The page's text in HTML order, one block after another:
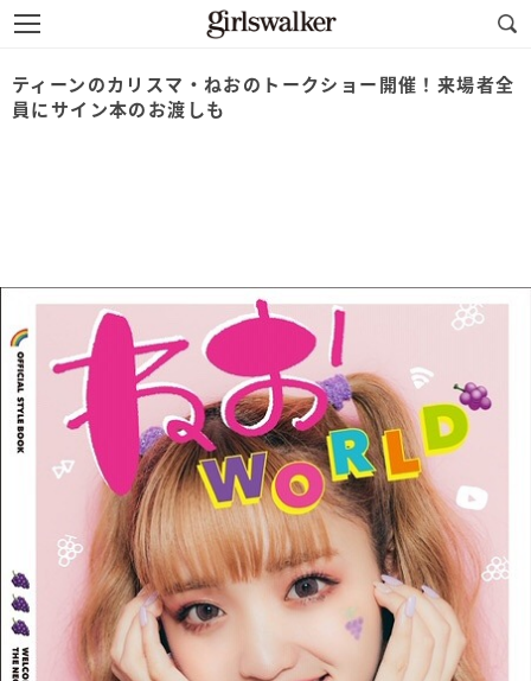
ティーンのカリスマ・ねおのトークショー開催！来場者全
員にサイン本のお渡しも